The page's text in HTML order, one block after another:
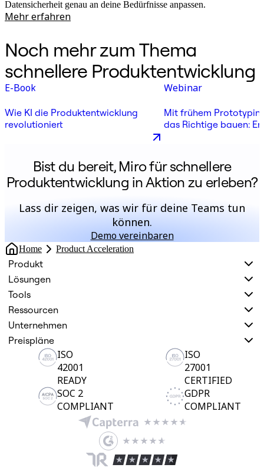
Datensicherheit genau an deine Bedürfnisse anpassen.
Mehr erfahren
Noch mehr zum Thema
schnellere Produktentwicklung
E-Book
Wie KI die Produktentwicklung
revolutioniert
Webinar
Mit frühem
das Richtige bauen:
Bist du bereit, Miro für schnellere
Produktentwicklung in Aktion zu erleben?
Lass dir zeigen, was wir für deine Teams tun
können.
Demo vereinbaren
Home Product Acceleration
Produkt
Lösungen
Tools
Ressourcen
Unternehmen
Preispläne
ISO
42001
READY
ISO
27001
CERTIFIED
SOC 2
COMPLIANT
GDPR
COMPLIANT